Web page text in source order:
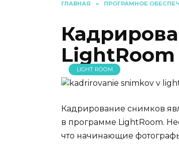
ГЛАВНАЯ » ПРОГРАМНОЕ
LightRoom
LIGHT ROOM
Кадрирование снимков
в программе LightRoom.
что начинающие